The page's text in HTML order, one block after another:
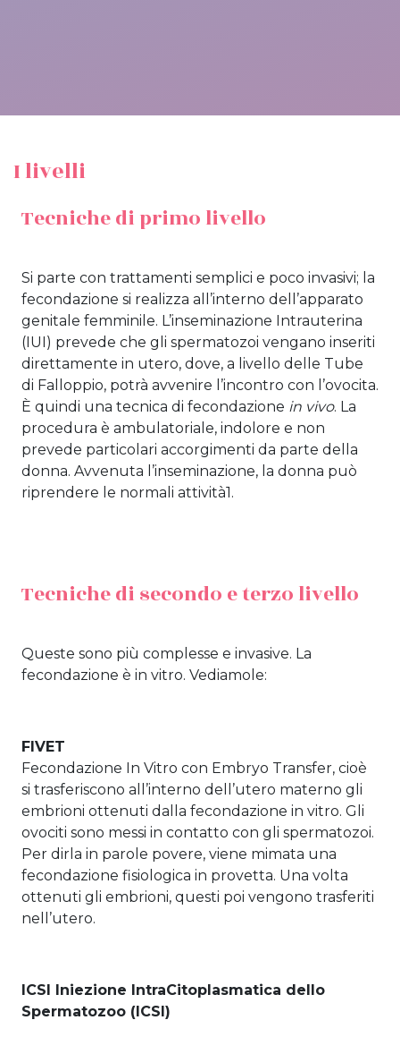
I livelli
Tecniche di primo livello
Si parte con trattamenti semplici e poco invasivi; la
fecondazione si realizza all’interno dell’apparato
genitale femminile. L’inseminazione Intrauterina
(IUI) prevede che gli spermatozoi vengano inseriti
direttamente in utero, dove, a livello delle Tube
di Falloppio, potrà avvenire l’incontro con l’ovocita.
È quindi una tecnica di fecondazione in vivo. La
procedura è ambulatoriale, indolore e non
prevede particolari accorgimenti da parte della
donna. Avvenuta l’inseminazione, la donna può
riprendere le normali attività1 .
Tecniche di secondo e terzo livello
Queste sono più complesse e invasive. La
fecondazione è in vitro. Vediamole:
FIVET
Fecondazione In Vitro con Embryo Transfer, cioè
si trasferiscono all’interno dell’utero materno gli
embrioni ottenuti dalla fecondazione in vitro. Gli
ovociti sono messi in contatto con gli spermatozoi.
Per dirla in parole povere, viene mimata una
fecondazione fisiologica in provetta. Una volta
ottenuti gli embrioni, questi poi vengono trasferiti
nell’utero.
ICSI Iniezione lntraCitoplasmatica dello
Spermatozoo (ICSI)